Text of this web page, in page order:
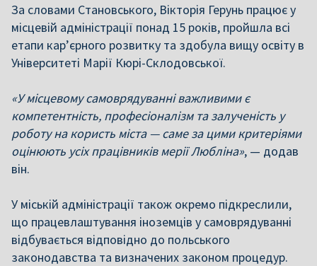
За словами Становського, Вікторія Герунь працює у
місцевій адміністрації понад 15 років, пройшла всі
етапи кар’єрного розвитку та здобула вищу освіту в
Університеті Марії Кюрі-Склодовської.
«У місцевому самоврядуванні важливими є
компетентність, професіоналізм та залученість у
роботу на користь міста — саме за цими критеріями
оцінюють усіх працівників мерії Любліна», — додав
він.
У міській адміністрації також окремо підкреслили,
що працевлаштування іноземців у самоврядуванні
відбувається відповідно до польського
законодавства та визначених законом процедур.